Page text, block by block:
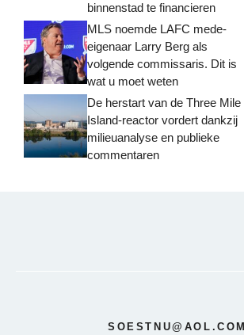
binnenstad te financieren
MLS noemde LAFC mede-
eigenaar Larry Berg als
volgende commissaris. Dit is
wat u moet weten
De herstart van de Three Mile
Island-reactor vordert dankzij
milieuanalyse en publieke
commentaren
SOESTNU@AOL.COM